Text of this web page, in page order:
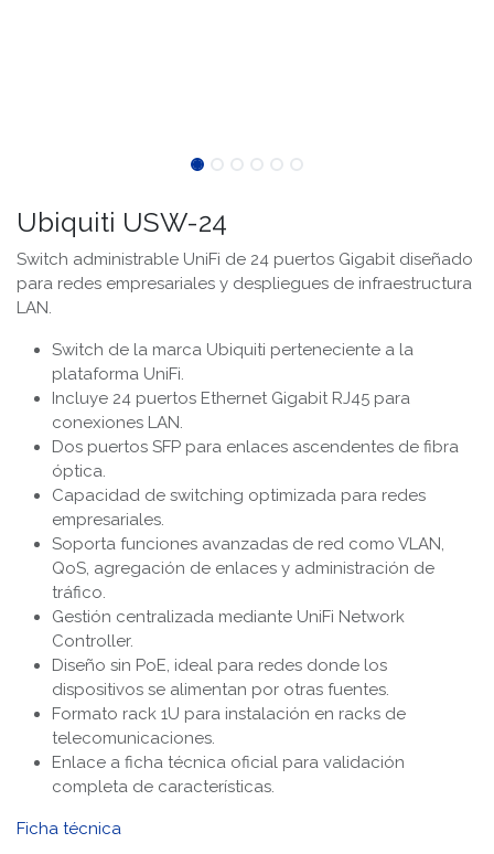
Ubiquiti USW-24
Switch administrable UniFi de 24 puertos Gigabit diseñado
para redes empresariales y despliegues de infraestructura
LAN.
Switch de la marca Ubiquiti perteneciente a la
plataforma UniFi.
Incluye 24 puertos Ethernet Gigabit RJ45 para
conexiones LAN.
Dos puertos SFP para enlaces ascendentes de fibra
óptica.
Capacidad de switching optimizada para redes
empresariales.
Soporta funciones avanzadas de red como VLAN,
QoS, agregación de enlaces y administración de
tráfico.
Gestión centralizada mediante UniFi Network
Controller.
Diseño sin PoE, ideal para redes donde los
dispositivos se alimentan por otras fuentes.
Formato rack 1U para instalación en racks de
telecomunicaciones.
Enlace a ficha técnica oficial para validación
completa de características.
Ficha técnica